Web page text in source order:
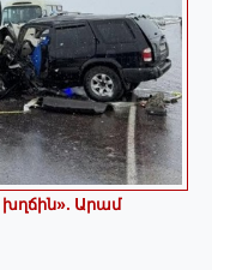
խղճին»․ Արամ